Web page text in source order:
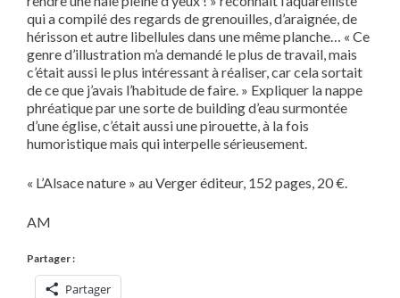
qui a compilé des regards de grenouilles, d’araignée, de
hérisson et autre libellules dans une même planche… « Ce
genre d’illustration m’a demandé le plus de travail, mais
c’était aussi le plus intéressant à réaliser, car cela sortait
de ce que j’avais l’habitude de faire. » Expliquer la nappe
phréatique par une sorte de building d’eau surmontée
d’une église, c’était aussi une pirouette, à la fois
humoristique mais qui interpelle sérieusement.
« L’Alsace nature » au Verger éditeur, 152 pages, 20 €.
AM
Partager :
Partager